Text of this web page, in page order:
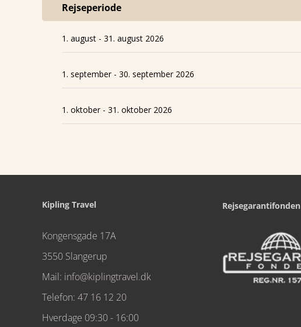
Rejseperiode
1. august - 31. august 2026
1. september - 30. september 2026
1. oktober - 31. oktober 2026
Kipling Travel
Kongensgade 17A
3550 Slangerup
Mail: info@kiplingtravel.dk
Telefon: 47 16 12 20
Hverdage 09:30 - 16:00
Rejsegarantifonden